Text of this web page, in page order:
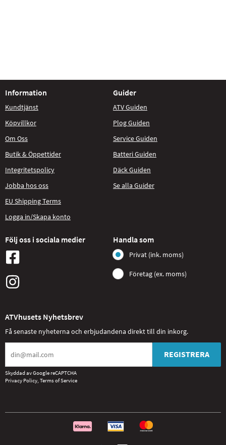
Information
Kundtjänst
Köpvillkor
Om Oss
Butik & Öppettider
Integritetspolicy
Jobba hos oss
EU Shipping Terms
Logga in/Skapa konto
Guider
ATV Guiden
Plog Guiden
Service Guiden
Batteri Guiden
Däck Guiden
Se alla Guider
Följ oss i sociala medier Handla som
Privat (ink. moms)
Företag (ex. moms)
ATVhusets Nyhetsbrev
Få senaste nyheterna och erbjudandena direkt till din inkorg.
REGISTRERA
Skyddad av Google reCAPTCHA
Privacy Policy Terms of Service